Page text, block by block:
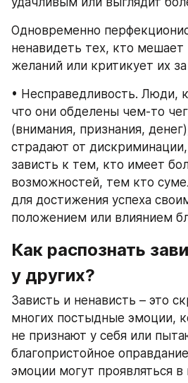
Одновременно
ненавидеть тех, кто мешает
желаний или критикует их
• Несправедливость. Люди,
что они обделены чем-то
(внимания, признания,
страдают от
зависть к тем, кто имеет
возможностей, тем кто
для достижения успеха
положением или влиянием
Как распознать
у других?
Зависть и ненависть – это
многих постыдные эмоции,
не признают у себя или
благопристойное
эмоции могут проявляться в